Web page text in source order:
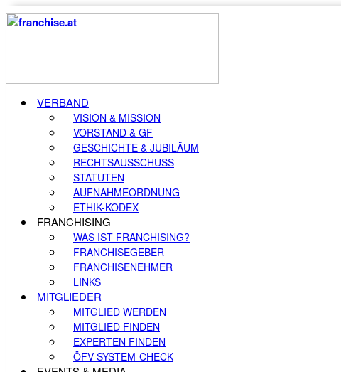
VERBAND
VISION & MISSION
VORSTAND & GF
GESCHICHTE & JUBILÄUM
RECHTSAUSSCHUSS
STATUTEN
AUFNAHMEORDNUNG
ETHIK-KODEX
FRANCHISING
WAS IST FRANCHISING?
FRANCHISEGEBER
FRANCHISENEHMER
LINKS
MITGLIEDER
MITGLIED WERDEN
MITGLIED FINDEN
EXPERTEN FINDEN
ÖFV SYSTEM-CHECK